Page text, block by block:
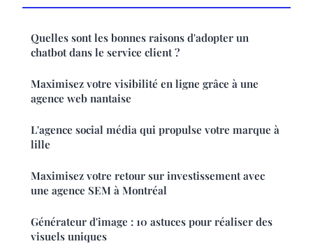
Quelles sont les bonnes raisons d'adopter un
chatbot dans le service client ?
Maximisez votre visibilité en ligne grâce à une
agence web nantaise
L'agence social média qui propulse votre marque à
lille
Maximisez votre retour sur investissement avec
une agence SEM à Montréal
Générateur d'image : 10 astuces pour réaliser des
visuels uniques